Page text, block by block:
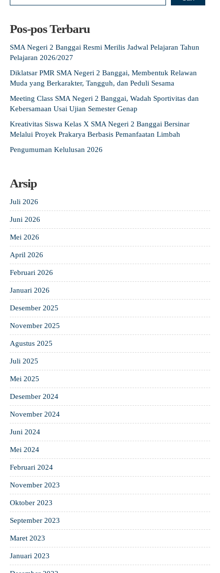
Pos-pos Terbaru
SMA Negeri 2 Banggai Resmi Merilis Jadwal Pelajaran Tahun
Pelajaran 2026/2027
Diklatsar PMR SMA Negeri 2 Banggai, Membentuk Relawan
Muda yang Berkarakter, Tangguh, dan Peduli Sesama
Meeting Class SMA Negeri 2 Banggai, Wadah Sportivitas dan
Kebersamaan Usai Ujian Semester Genap
Kreativitas Siswa Kelas X SMA Negeri 2 Banggai Bersinar
Melalui Proyek Prakarya Berbasis Pemanfaatan Limbah
Pengumuman Kelulusan 2026
Arsip
Juli 2026
Juni 2026
Mei 2026
April 2026
Februari 2026
Januari 2026
Desember 2025
November 2025
Agustus 2025
Juli 2025
Mei 2025
Desember 2024
November 2024
Juni 2024
Mei 2024
Februari 2024
November 2023
Oktober 2023
September 2023
Maret 2023
Januari 2023